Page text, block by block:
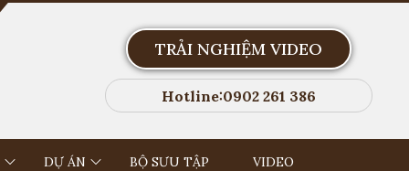
TRẢI NGHIỆM VIDEO
Hotline:0902 261 386
DỰ ÁN BỘ SƯU TẬP VIDEO